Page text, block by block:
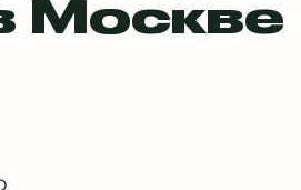
Москве